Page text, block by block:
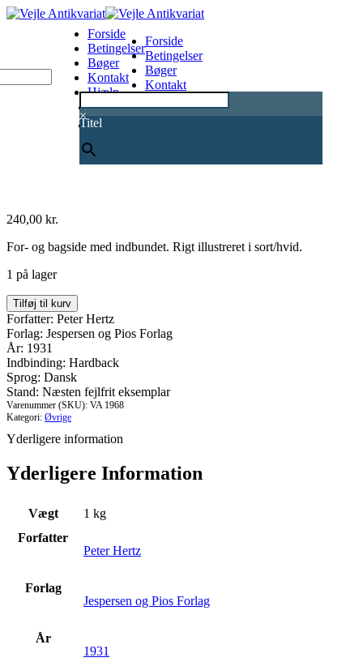
×
Titel
Forside
Betingelser
Bøger
Kontakt
Hjælp
0
Forside
Betingelser
Bøger
Kontakt
240,00 kr.
For- og bagside med indbundet. Rigt illustreret i sort/hvid.
1 på lager
Billedhuggeren
Gerhard
Henning
antal
Tilføj til kurv
Forfatter: Peter Hertz
Forlag: Jespersen og Pios Forlag
År: 1931
Indbinding: Hardback
Sprog: Dansk
Stand: Næsten fejlfrit eksemplar
Varenummer (SKU): VA 1968
Kategori: Øvrige
Yderligere information
Yderligere Information
Vægt
1 kg
Forfatter
Peter Hertz
Forlag
Jespersen og Pios Forlag
År
1931